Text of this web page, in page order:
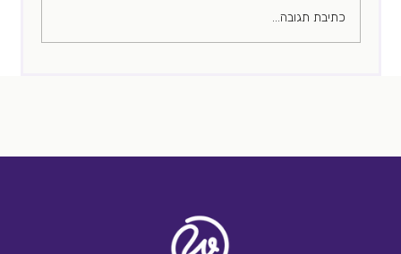
כתיבת תגובה...